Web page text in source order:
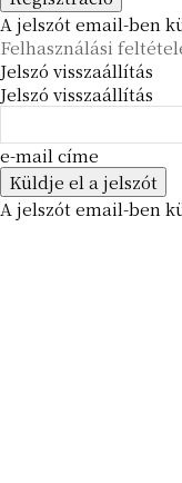
A jelszót email-ben
Felhasználási
Jelszó visszaállítás
Jelszó visszaállítás
e-mail címe
A jelszót email-ben